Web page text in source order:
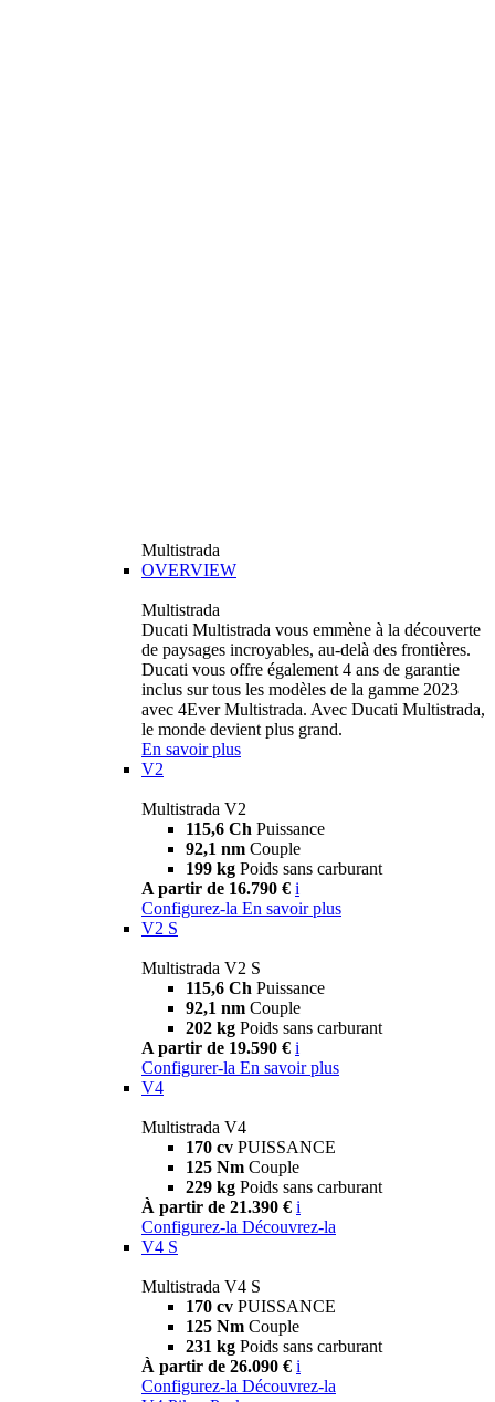
Multistrada
OVERVIEW
Multistrada
Ducati Multistrada vous emmène à la découverte
de paysages incroyables, au-delà des frontières.
Ducati vous offre également 4 ans de garantie
inclus sur tous les modèles de la gamme 2023
avec 4Ever Multistrada. Avec Ducati Multistrada,
le monde devient plus grand.
En savoir plus
V2
Multistrada V2
115,6 Ch Puissance
92,1 nm Couple
199 kg Poids sans carburant
A partir de 16.790 € i
Configurez-la En savoir plus
V2 S
Multistrada V2 S
115,6 Ch Puissance
92,1 nm Couple
202 kg Poids sans carburant
A partir de 19.590 € i
Configurer-la En savoir plus
V4
Multistrada V4
170 cv PUISSANCE
125 Nm Couple
229 kg Poids sans carburant
À partir de 21.390 € i
Configurez-la Découvrez-la
V4 S
Multistrada V4 S
170 cv PUISSANCE
125 Nm Couple
231 kg Poids sans carburant
À partir de 26.090 € i
Configurez-la Découvrez-la